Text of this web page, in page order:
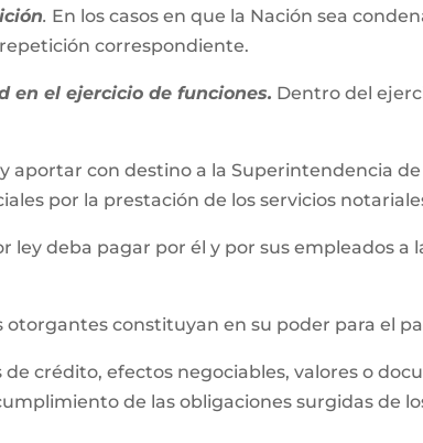
. En los casos en que la Nación sea
correspondiente.
en el ejercicio de funciones. Dentro del
aportar con destino a la Superintendencia
por la prestación de los servicios
ley deba pagar por él y por sus empleados
otorgantes constituyan en su poder para el
crédito, efectos negociables, valores o
de las obligaciones surgidas de